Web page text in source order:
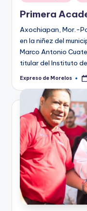
en
Primera
Axochiapan, Mor.-
en la niñez del
Marco Antonio
titular del Instituto
Publicado
Expreso de Morelos